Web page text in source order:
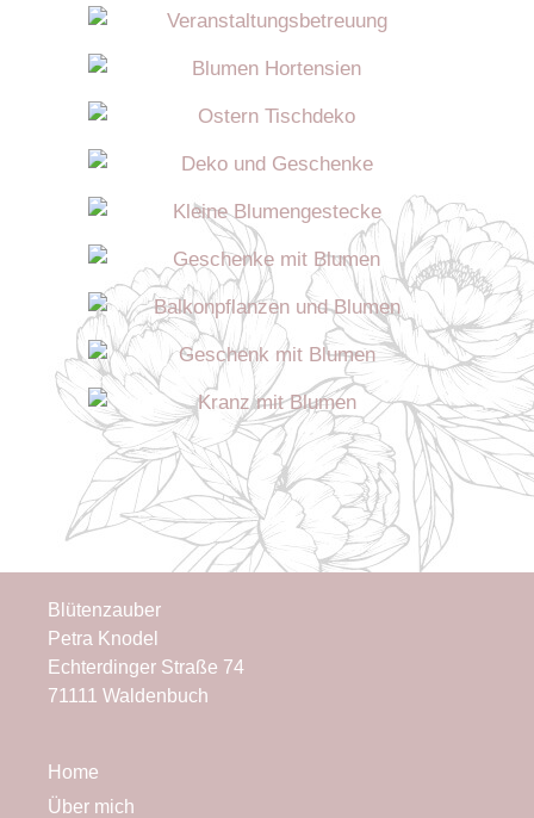
Blütenzauber
Petra Knodel
Echterdinger Straße 74
71111 Waldenbuch
Home
Über mich